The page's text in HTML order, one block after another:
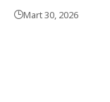
Mart 30, 2026